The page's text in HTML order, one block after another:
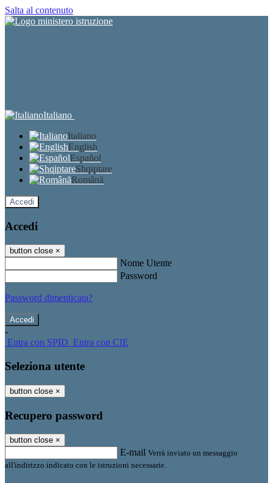
Salta al contenuto
Italiano
Italiano
English
Español
Shqiptare
Română
Accedi
Accedi
button close ×
Nome Utente
Password
Password dimenticata?
-
Entra con SPID Entra con CIE
Seleziona utente
button close ×
Recupero password
button close ×
E-mail Verrà inviato un messaggio
all'indirizzo indicato con le istruzioni necessarie.